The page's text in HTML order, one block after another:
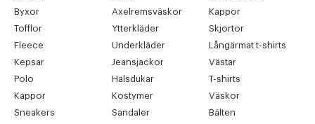
Byxor
Axelremsväskor
Kappor
Tofflor
Ytterkläder
Skjortor
Fleece
Underkläder
Långärmat t-shirts
Kepsar
Jeansjackor
Västar
Polo
Halsdukar
T-shirts
Kappor
Kostymer
Väskor
Sneakers
Sandaler
Bälten